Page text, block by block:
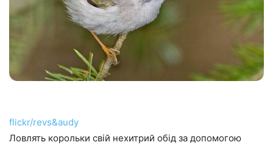
flickr/revs&audy
Ловлять корольки свій нехитрий обід за допомогою